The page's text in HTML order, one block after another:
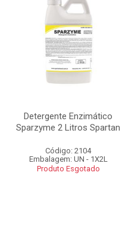
Detergente Enzimático
Sparzyme 2 Litros Spartan
Código: 2104
Embalagem: UN - 1X2L
Produto Esgotado